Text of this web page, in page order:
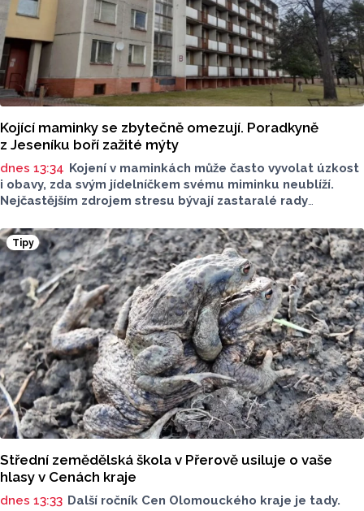
Kojící maminky se zbytečně omezují. Poradkyně
z Jeseníku boří zažité mýty
dnes 13:34 Kojení v maminkách může často vyvolat úzkost
i obavy, zda svým jídelníčkem svému miminku neublíží.
Nejčastějším zdrojem stresu bývají zastaralé rady
se nadýmavým potravinám nebo preventivnímu vyřazování
alergenů. Mýty o stravě při kojení boří laktační poradkyně
z Jeseníku.
Tipy
Střední zemědělská škola v Přerově usiluje o vaše
hlasy v Cenách kraje
dnes 13:33 Další ročník Cen Olomouckého kraje je tady.